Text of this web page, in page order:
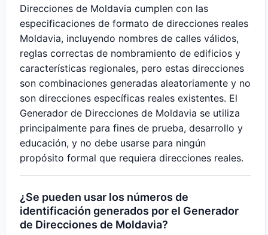
Direcciones de Moldavia cumplen con las
especificaciones de formato de direcciones reales
Moldavia, incluyendo nombres de calles válidos,
reglas correctas de nombramiento de edificios y
características regionales, pero estas direcciones
son combinaciones generadas aleatoriamente y no
son direcciones específicas reales existentes. El
Generador de Direcciones de Moldavia se utiliza
principalmente para fines de prueba, desarrollo y
educación, y no debe usarse para ningún
propósito formal que requiera direcciones reales.
¿Se pueden usar los números de
identificación generados por el Generador
de Direcciones de Moldavia?